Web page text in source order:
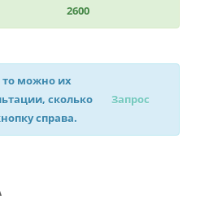
2600
то можно их
сколько
справа.
Запрос